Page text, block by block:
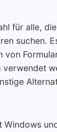
für alle,
suchen.
von
Windows